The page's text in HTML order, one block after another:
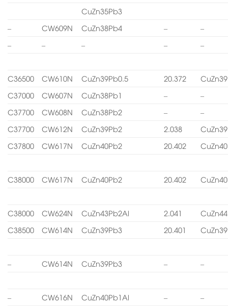
CuZn35Pb3
–
CW609N CuZn38Pb4 –
–
–
– – – –
C36500 CW610N CuZn39Pb0.5 20.372
C37000
CW607N CuZn38Pb1 –
–
C37700
CW608N CuZn38Pb2 –
–
C37700
CW612N CuZn39Pb2 2.038
C37800
CW617N CuZn40Pb2 20.402
C38000 CW617N CuZn40Pb2 20.402
C38000 CW624N CuZn43Pb2Al 2.041
C38500
CW614N CuZn39Pb3 20.401
– CW614N CuZn39Pb3 – –
– CW616N CuZn40Pb1Al –
–